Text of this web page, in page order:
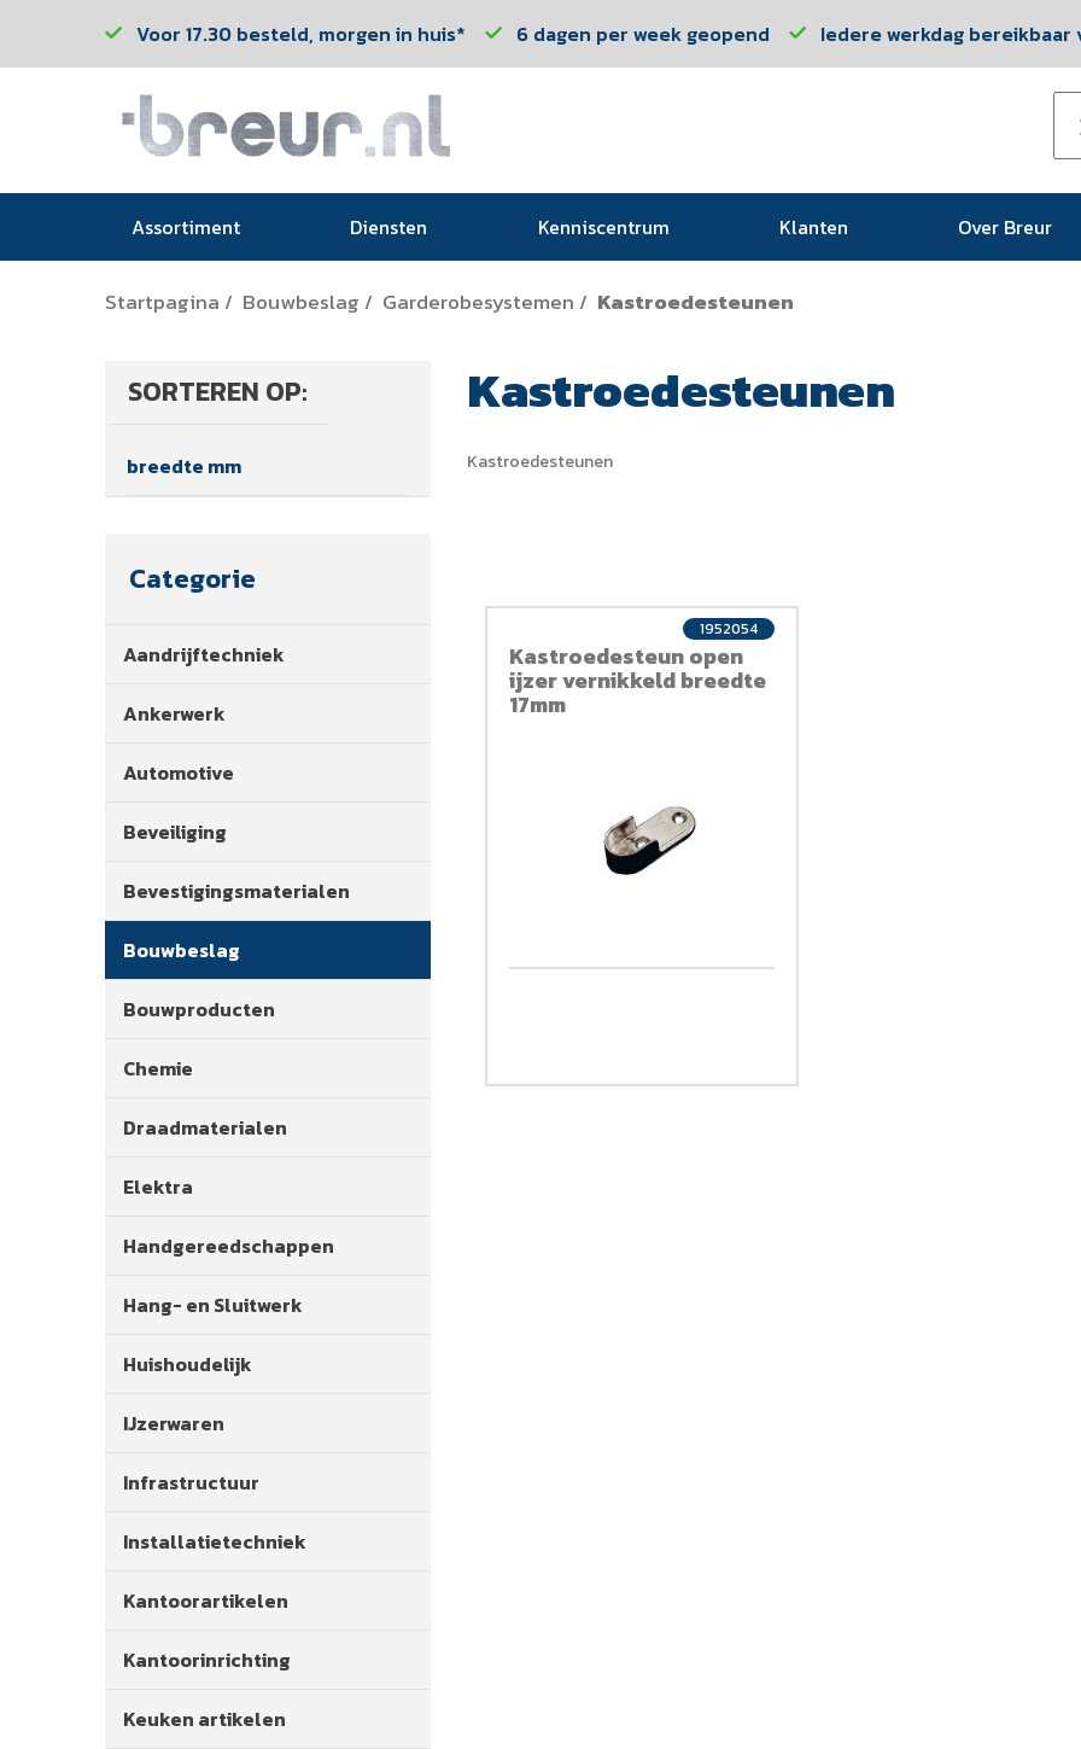
Voor 17.30 besteld, morgen in huis* 6 dagen per week geopend Iedere werkdag bereikbaar
Assortiment Diensten Kenniscentrum Klanten Over Breur
Startpagina / Bouwbeslag / Garderobesystemen / Kastroedesteunen
SORTEREN OP:
breedte mm
Categorie
Aandrijftechniek
Ankerwerk
Automotive
Beveiliging
Bevestigingsmaterialen
Bouwbeslag
Bouwproducten
Chemie
Draadmaterialen
Elektra
Handgereedschappen
Hang- en Sluitwerk
Huishoudelijk
IJzerwaren
Infrastructuur
Installatietechniek
Kantoorartikelen
Kantoorinrichting
Keuken artikelen
Kastroedesteunen
Kastroedesteunen
Kastroedesteun open
ijzer vernikkeld breedte
17mm
1952054